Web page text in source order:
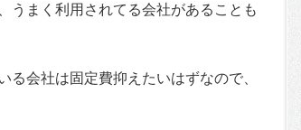
うまく利用されてる会社があることも
会社は固定費抑えたいはずなので、